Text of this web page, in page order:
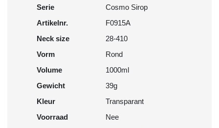
Serie
Cosmo Sirop
Artikelnr.
F0915A
Neck size
28-410
Vorm
Rond
Volume
1000ml
Gewicht
39g
Kleur
Transparant
Voorraad
Nee